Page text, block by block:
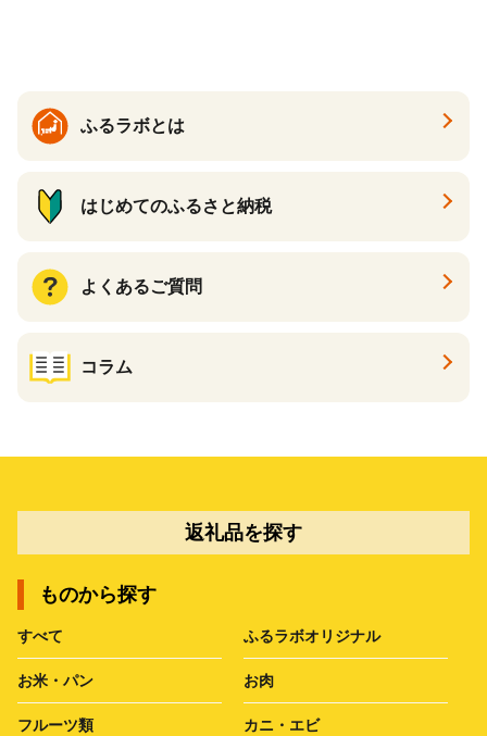
ふるラボとは
はじめてのふるさと納税
よくあるご質問
コラム
返礼品を探す
ものから探す
すべて ふるラボオリジナル
お米・パン お肉
フルーツ類 カニ・エビ